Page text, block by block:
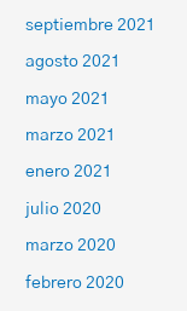
septiembre 2021
agosto 2021
mayo 2021
marzo 2021
enero 2021
julio 2020
marzo 2020
febrero 2020